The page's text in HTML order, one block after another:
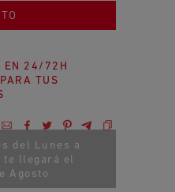
EN 24/72H
TUS
del Lunes a
te llegará el
Agosto